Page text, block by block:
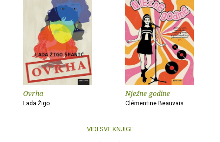
Ovrha
Lada Žigo
Nježne godine
Clémentine Beauvais
VIDI SVE KNJIGE